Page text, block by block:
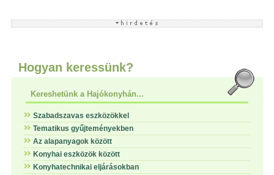
Hogyan keressünk?
Kereshetünk a Hajókonyhán...
Szabadszavas eszközökkel
Tematikus gyűjteményekben
Az alapanyagok között
Konyhai eszközök között
Konyhatechnikai eljárásokban